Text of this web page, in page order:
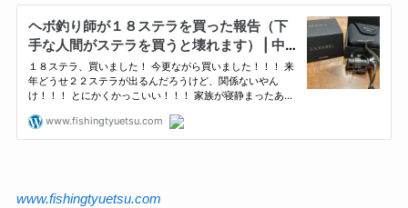
www.fishingtyuetsu.com